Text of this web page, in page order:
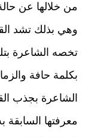
من خلالها عن
وهي بذلك تشد
تخصه الشاعرة
بكلمة حافة
الشاعرة بجذب
معرفتها